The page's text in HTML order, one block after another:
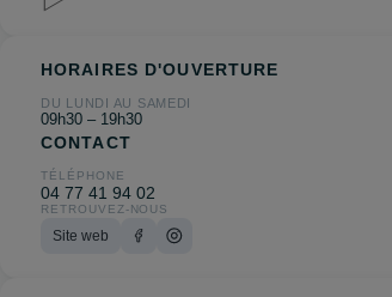
HORAIRES D'OUVERTURE
DU LUNDI AU SAMEDI
09h30 – 19h30
CONTACT
TÉLÉPHONE
04 77 41 94 02
RETROUVEZ-NOUS
Site web